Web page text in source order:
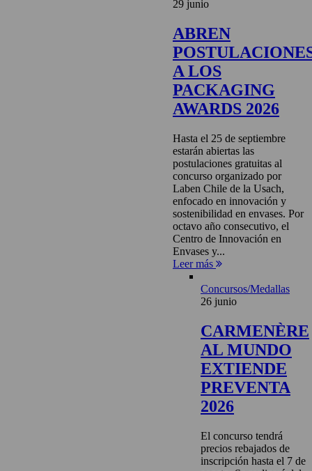
29 junio
ABREN
A LOS
PACKAGING
AWARDS 2026
Hasta el 25 de septiembre
estarán abiertas las
postulaciones gratuitas al
concurso organizado por
Laben Chile de la Usach,
enfocado en innovación y
sostenibilidad en envases. Por
octavo año consecutivo, el
Centro de Innovación en
Envases y...
Leer más
Concursos/Medallas
26 junio
CARMENÈRE
AL MUNDO
EXTIENDE
PREVENTA
2026
El concurso tendrá
precios rebajados de
inscripción hasta el 7 de